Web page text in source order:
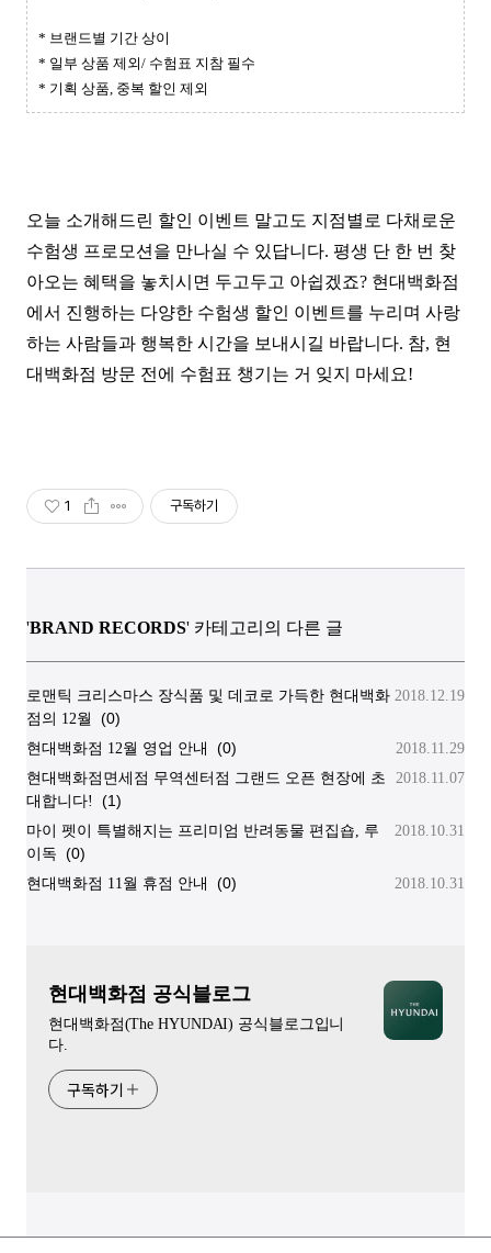
* 브랜드별 기간 상이
* 일부 상품 제외/ 수험표 지참 필수
* 기획 상품, 중복 할인 제외
오늘 소개해드린 할인 이벤트 말고도 지점별로 다채로운
수험생 프로모션을 만나실 수 있답니다. 평생 단 한 번 찾
아오는 혜택을 놓치시면 두고두고 아쉽겠죠? 현대백화점
에서 진행하는 다양한 수험생 할인 이벤트를 누리며 사랑
하는 사람들과 행복한 시간을 보내시길 바랍니다. 참, 현
대백화점 방문 전에 수험표 챙기는 거 잊지 마세요!
1 구독하기
'BRAND RECORDS' 카테고리의 다른 글
로맨틱 크리스마스 장식품 및 데코로 가득한 현대백화
점의 12월
(0)
2018.12.19
현대백화점 12월 영업 안내 (0)
2018.11.29
현대백화점면세점 무역센터점 그랜드 오픈 현장에 초
대합니다!
(1)
2018.11.07
마이 펫이 특별해지는 프리미엄 반려동물 편집숍, 루
이독 (0)
2018.10.31
현대백화점 11월 휴점 안내 (0) 2018.10.31
현대백화점 공식블로그
현대백화점(The HYUNDAI) 공식블로그입니
다.
구독하기